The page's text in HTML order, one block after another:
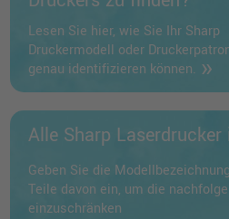
Lesen Sie hier, wie Sie Ihr Sharp
Druckermodell oder
genau identifizieren können.
Alle Sharp
Geben Sie die
Teile davon ein, um die
einzuschränken